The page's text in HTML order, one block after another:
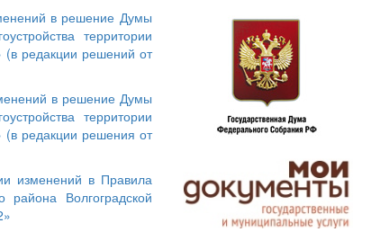
в решение Думы
территории
(в редакции решений от
в решение Думы
территории
(в редакции решения от
изменений в Правила
района Волгоградской